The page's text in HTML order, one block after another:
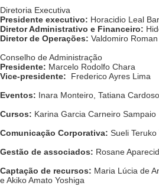
Diretoria Executiva
Presidente executivo: Horacidio Leal
Diretor Administrativo e Financeiro:
Diretor de Operações: Valdomiro
Conselho de Administração
Presidente: Marcelo Rodolfo Chara
Vice-presidente: Frederico Ayres Lima
Eventos: Inara Monteiro, Tatiana
Cursos: Karina Garcia Carneiro Sampaio
Comunicação Corporativa: Sueli
Gestão de associados: Rosane
Captação de recursos: Maria Lúcia de
e Akiko Amato Yoshiga